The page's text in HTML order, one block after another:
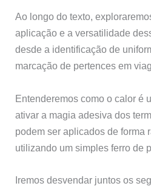
Ao longo do texto,
aplicação e a versatilidade
desde a identificação de
marcação de pertences em
Entenderemos como o calor é
ativar a magia adesiva dos
podem ser aplicados de forma
utilizando um simples ferro de
Iremos desvendar juntos os